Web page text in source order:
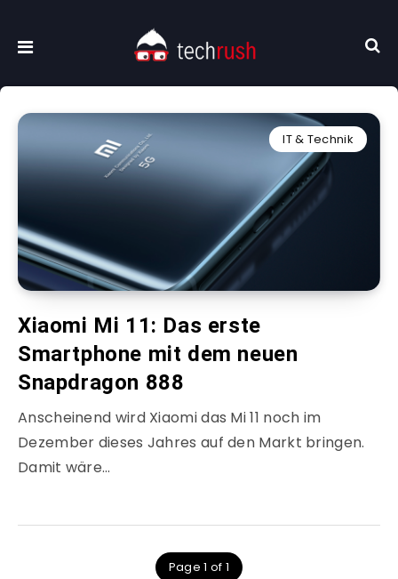
IT & Technik
Xiaomi Mi 11: Das erste
Smartphone mit dem neuen
Snapdragon 888
Anscheinend wird Xiaomi das Mi 11 noch im
Dezember dieses Jahres auf den Markt bringen.
Damit wäre…
Page 1 of 1